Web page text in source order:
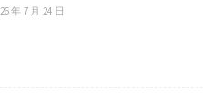
年 7 月 24 日